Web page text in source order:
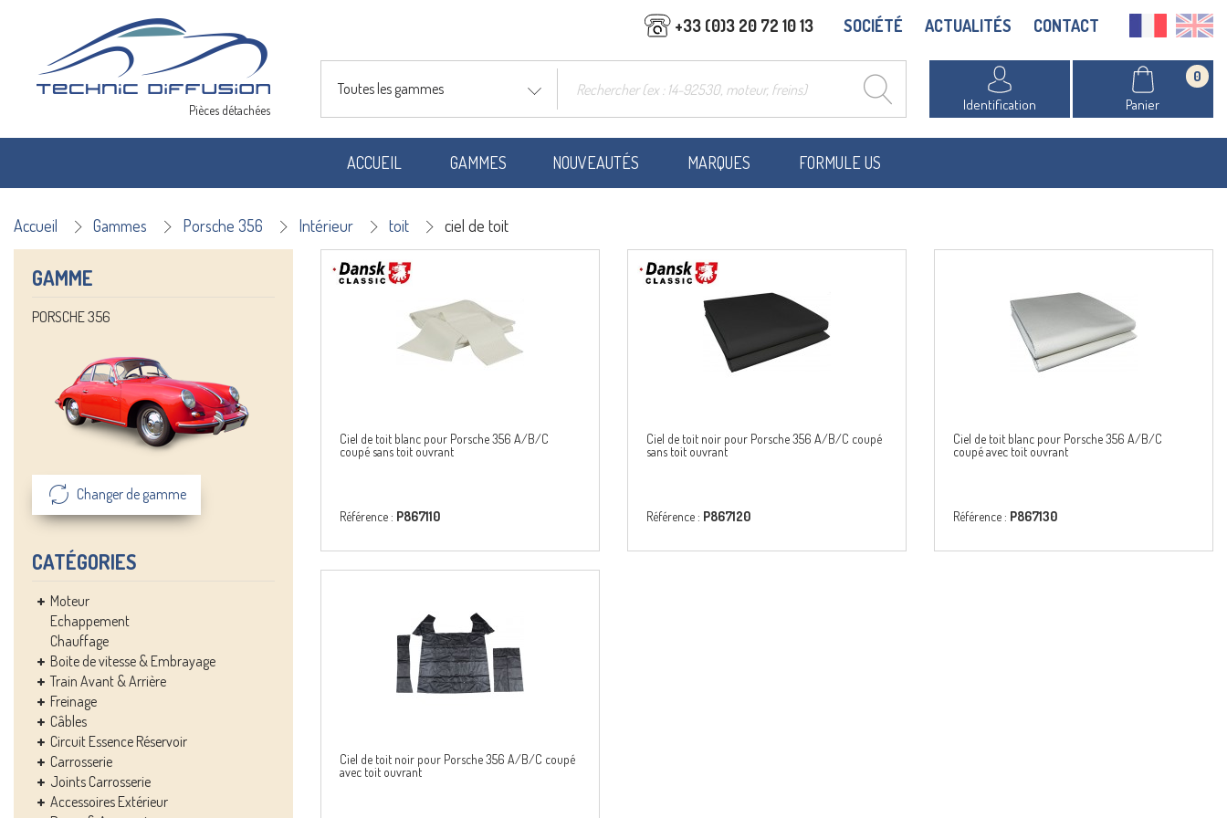
Pièces détachées
+33 (0)3 20 72 10 13 SOCIÉTÉ ACTUALITÉS CONTACT
Toutes les gammes
Identification Panier
0
ACCUEIL GAMMES NOUVEAUTÉS MARQUES FORMULE US
Accueil Gammes Porsche 356 Intérieur toit ciel de toit
GAMME
PORSCHE 356
Changer de gamme
CATÉGORIES
Moteur
Echappement
Chauffage
Boite de vitesse & Embrayage
Train Avant & Arrière
Freinage
Câbles
Circuit Essence Réservoir
Carrosserie
Joints Carrosserie
Accessoires Extérieur
Ciel de toit blanc pour Porsche 356 A/B/C
coupé sans toit ouvrant
Référence : P867110
Ciel de toit noir pour Porsche 356 A/B/C coupé
sans toit ouvrant
Référence : P867120
Ciel de toit blanc pour Porsche 356 A/B/C
coupé avec toit ouvrant
Référence : P867130
Ciel de toit noir pour Porsche 356 A/B/C coupé
avec toit ouvrant